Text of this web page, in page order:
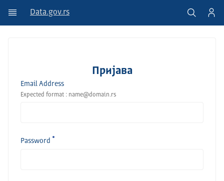
Data.gov.rs
Пријава
Email Address
Expected format : name@domain.rs
Password